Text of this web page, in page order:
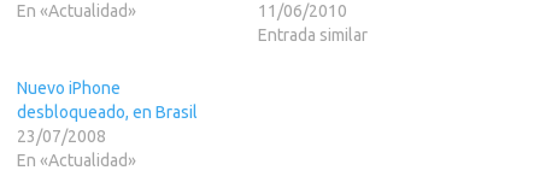
odisea espacial - Arthur C.
Odisea tres - Arthur C.…
En «Actualidad»
algunos artistas han
"sufrido" con el paso del
11/06/2010
Entrada similar
Nuevo iPhone
desbloqueado, en Brasil
23/07/2008
En «Actualidad»